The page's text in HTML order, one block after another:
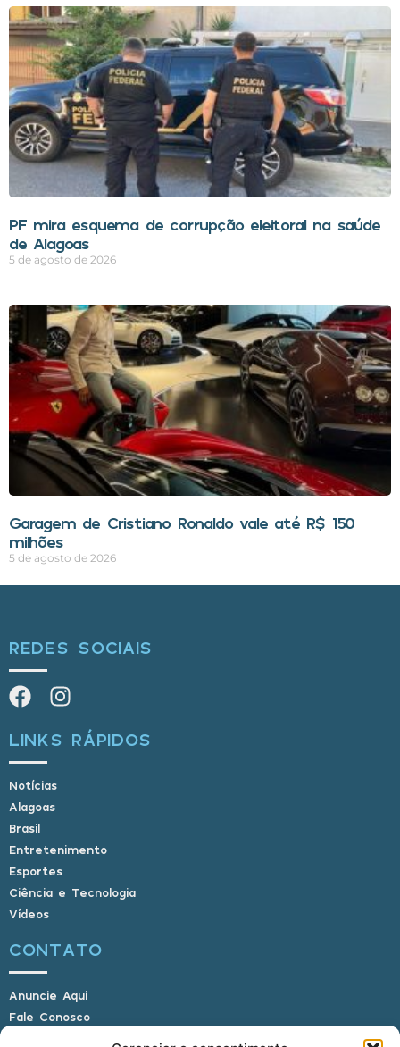
PF mira esquema de corrupção eleitoral na saúde
de Alagoas
5 de agosto de 2026
Garagem de Cristiano Ronaldo vale até R$ 150
milhões
5 de agosto de 2026
REDES SOCIAIS
LINKS RÁPIDOS
Notícias
Alagoas
Brasil
Entretenimento
Esportes
Ciência e Tecnologia
Vídeos
CONTATO
Anuncie Aqui
Fale Conosco